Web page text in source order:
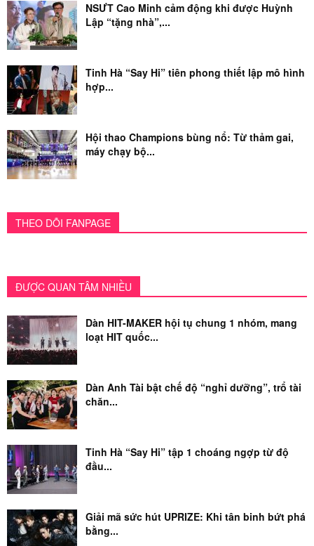
NSƯT Cao Minh cảm động khi được Huỳnh
Lập “tặng nhà”,...
Tinh Hà “Say Hi” tiên phong thiết lập mô hình
hợp...
Hội thao Champions bùng nổ: Từ thảm gai,
máy chạy bộ...
THEO DÕI FANPAGE
ĐƯỢC QUAN TÂM NHIỀU
Dàn HIT-MAKER hội tụ chung 1 nhóm, mang
loạt HIT quốc...
Dàn Anh Tài bật chế độ “nghỉ dưỡng”, trổ tài
chăn...
Tinh Hà “Say Hi” tập 1 choáng ngợp từ độ
đầu...
Giải mã sức hút UPRIZE: Khi tân binh bứt phá
bằng...